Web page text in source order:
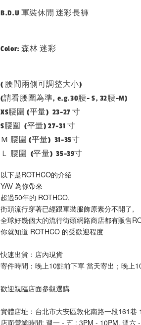
B.D.U 軍裝休閒 迷彩長褲
Color: 森林 迷彩
( 腰間兩側可調整大小)
(請看腰圍為準, e.g.30腰- S, 32腰-M)
XS腰圍 (平量) 23-27 寸
S腰圍 (平量) 27-31 寸
Ｍ 腰圍 (平量) 31-35寸
Ｌ 腰圍 (平量) 35-39寸
以下是ROTHCO的介紹
YAV 為你帶來
超過50年的 ROTHCO,
街頭流行穿著已經跟軍裝服飾原素分不開了,
全球好幾個大的流行街頭網路商店都有販售
你就知道 ROTHCO 的受歡迎程度
快速出貨：店內現貨
寄件時間：晚上10點前下單 當天寄出；晚上
歡迎親臨店面參觀選購
實體店址：台北市大安區敦化南路一段161巷
店面營業時間: 週一 - 五 : 3PM - 10PM, 週六